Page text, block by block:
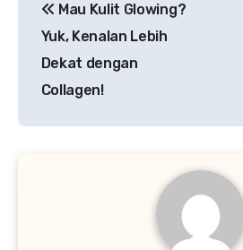
pos
Mau Kulit Glowing?
Yuk, Kenalan Lebih
Dekat dengan
Collagen!